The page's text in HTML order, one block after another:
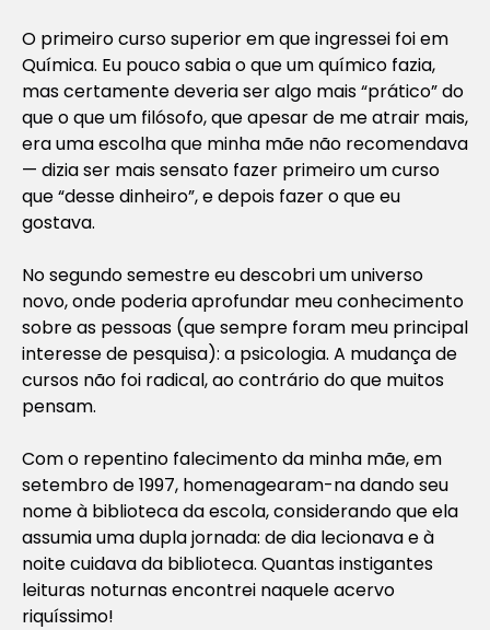
O primeiro curso superior em que ingressei foi em
Química. Eu pouco sabia o que um químico fazia,
mas certamente deveria ser algo mais “prático” do
que o que um filósofo, que apesar de me atrair mais,
era uma escolha que minha mãe não recomendava
— dizia ser mais sensato fazer primeiro um curso
que “desse dinheiro”, e depois fazer o que eu
gostava.
No segundo semestre eu descobri um universo
novo, onde poderia aprofundar meu conhecimento
sobre as pessoas (que sempre foram meu principal
interesse de pesquisa): a psicologia. A mudança de
cursos não foi radical, ao contrário do que muitos
pensam.
Com o repentino falecimento da minha mãe, em
setembro de 1997, homenagearam-na dando seu
nome à biblioteca da escola, considerando que ela
assumia uma dupla jornada: de dia lecionava e à
noite cuidava da biblioteca. Quantas instigantes
leituras noturnas encontrei naquele acervo
riquíssimo!